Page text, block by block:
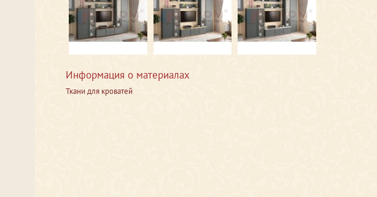
Информация о материалах
Ткани для кроватей